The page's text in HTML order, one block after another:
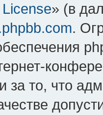
» (в
.
за то, что